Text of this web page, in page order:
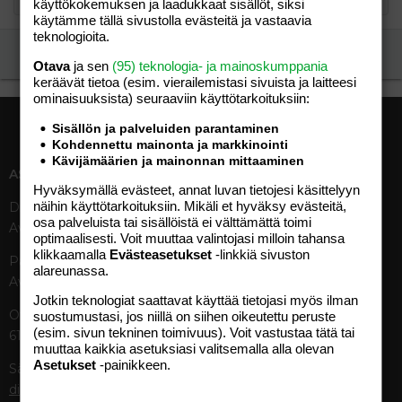
ASIAKASPALVELU
Digipalvelut (09) 156 6227
Avoinna ma–pe 8–19
Painettu lehti (09) 156 665
Avoinna ma–pe 8–19
Otavamedian vaihde (09) 156
61
Sähköposti (digi)
digi@otavamedia.fi
Tekniset tiedot, aikataulut ja
ilmoitushinnat
Tietoa verkon kävijöistä
Käyttöehdot
TUOTTEET
käyttökokemuksen ja laadukkaat sisällöt, siksi
käytämme tällä sivustolla evästeitä ja vastaavia
teknologioita.
Otavaja sen (95) teknologia- ja mainoskumppania
keräävät tietoa (esim. vierailemis­tasi sivuista ja laitteesi
ominaisuuk­sista) seuraaviin käyttötarkoituksiin:
Sisällön ja palveluiden parantaminen
Kohdennettu mainonta ja markkinointi
Kävijämäärien ja mainonnan mittaaminen
Hyväksymällä evästeet, annat luvan tietojesi käsittelyyn
näihin käyttötarkoituksiin. Mikäli et hyväksy evästeitä,
osa palveluista tai sisällöistä ei välttämättä toimi
optimaalisesti. Voit muuttaa valintojasi milloin tahansa
klikkaamalla Evästeasetukset -linkkiä sivuston
alareunassa.
Jotkin teknologiat saattavat käyttää tietojasi myös ilman
suostumustasi, jos niillä on siihen oikeutettu peruste
(esim. sivun tekninen toimivuus). Voit vastustaa tätä tai
muuttaa kaikkia asetuksiasi valitsemalla alla olevan
Asetukset -painikkeen.